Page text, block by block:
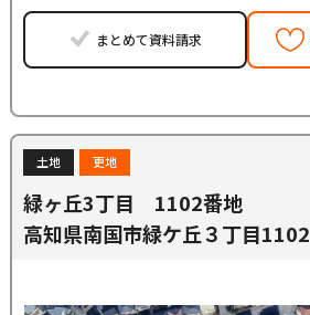
まとめて資料請求
土地 更地
緑ヶ丘3丁目 1102番地
高知県南国市緑ケ丘３丁目1102